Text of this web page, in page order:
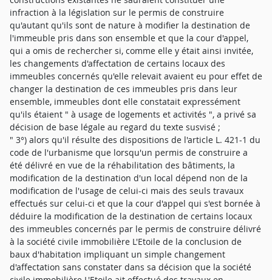
infraction à la législation sur le permis de construire
qu'autant qu'ils sont de nature à modifier la destination de
l'immeuble pris dans son ensemble et que la cour d'appel,
qui a omis de rechercher si, comme elle y était ainsi invitée,
les changements d'affectation de certains locaux des
immeubles concernés qu'elle relevait avaient eu pour effet de
changer la destination de ces immeubles pris dans leur
ensemble, immeubles dont elle constatait expressément
qu'ils étaient " à usage de logements et activités ", a privé sa
décision de base légale au regard du texte susvisé ;
" 3°) alors qu'il résulte des dispositions de l'article L. 421-1 du
code de l'urbanisme que lorsqu'un permis de construire a
été délivré en vue de la réhabilitation des bâtiments, la
modification de la destination d'un local dépend non de la
modification de l'usage de celui-ci mais des seuls travaux
effectués sur celui-ci et que la cour d'appel qui s'est bornée à
déduire la modification de la destination de certains locaux
des immeubles concernés par le permis de construire délivré
à la société civile immobilière L'Etoile de la conclusion de
baux d'habitation impliquant un simple changement
d'affectation sans constater dans sa décision que la société